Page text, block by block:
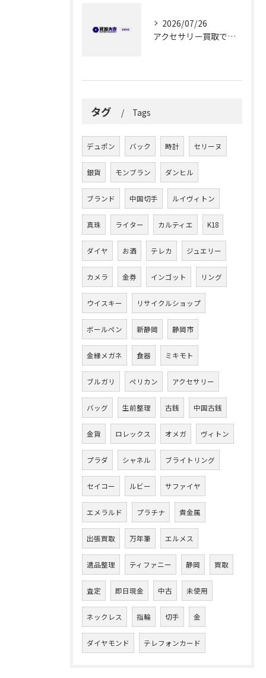
2026/07/26
アクセサリー買取で納得できる解答を静岡県静岡市で見つけるためのポイント
タグ Tags
デュポン バック 時計 セリーヌ
銀貨 モンブラン ダンヒル
ブランド 中国切手 ルイヴィトン
真珠 ライター カルティエ K18
ダイヤ お酒 テレカ ジュエリー
カメラ 金券 インゴット リング
ウイスキー リサイクルショップ
ボールペン 新静岡 静岡市
金縁メガネ 食器 ミキモト
ブルガリ ペリカン アクセサリー
バッグ 生前整理 古銭 中国古銭
金貨 ロレックス オメガ ヴィトン
プラダ シャネル ブライトリング
セイコー ルビー サファイヤ
エメラルド プラチナ 貴金属
出張買取 万年筆 エルメス
遺品整理 ティファニー 静岡 買取
査定 即日現金 中古 未使用
ネックレス 指輪 切手 金
ダイヤモンド テレフォンカード